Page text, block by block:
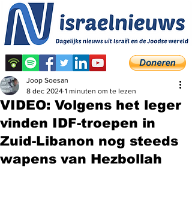
VIDEO: Volgens het leger
vinden IDF-troepen in
Zuid-Libanon nog steeds
wapens van Hezbollah
Joop Soesan
8 dec 2024 1 minuten om te lezen